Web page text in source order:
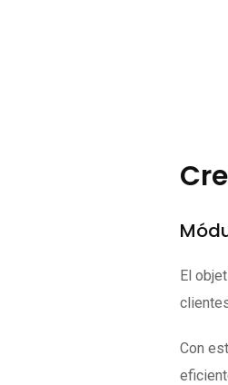
El
Con